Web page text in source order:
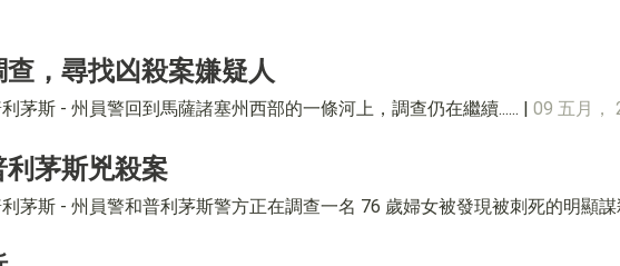
，尋找凶殺案嫌疑人
茅斯 - 州員警回到馬薩諸塞州西部的一條河上，調查仍在繼續...... | 09 五月，
茅斯兇殺案
茅斯 - 州員警和普利茅斯警方正在調查一名 76 歲婦女被發現被刺死的明顯謀